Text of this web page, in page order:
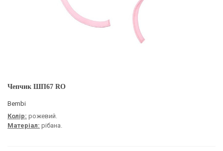
Чепчик ШП67 RO
Bembi
Колір: рожевий.
Матеріал: рібана.